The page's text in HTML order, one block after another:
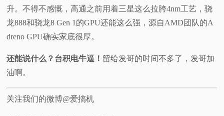
升。不得不感慨，高通之前用着三星这么拉胯4nm工艺，骁
龙888和骁龙8 Gen 1的GPU还能这么强，源自AMD团队的A
dreno GPU确实家底很厚。
还能说什么？台积电牛逼！ 留给发哥的时间不多了，发哥加
油啊。
关注我们的微博@爱搞机